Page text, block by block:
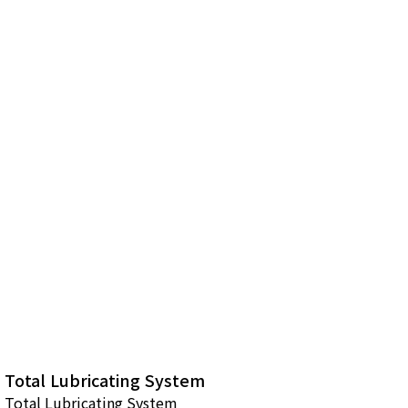
Total Lubricating System
Total Lubricating System